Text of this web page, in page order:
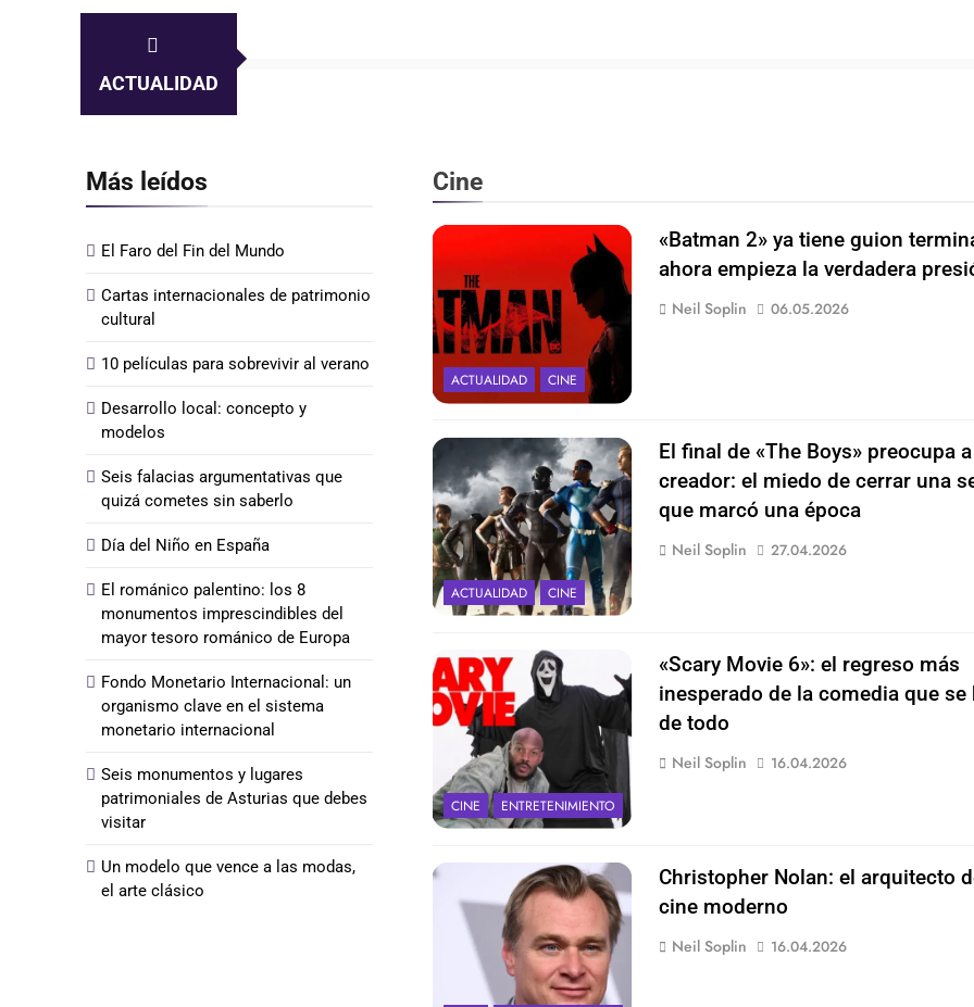
ACTUALIDAD
Más leídos
El Faro del Fin del Mundo
Cartas internacionales de patrimonio
cultural
10 películas para sobrevivir al verano
Desarrollo local: concepto y
modelos
Seis falacias argumentativas que
quizá cometes sin saberlo
Día del Niño en España
El románico palentino: los 8
monumentos imprescindibles del
mayor tesoro románico de Europa
Fondo Monetario Internacional: un
organismo clave en el sistema
monetario internacional
Seis monumentos y lugares
patrimoniales de Asturias que debes
visitar
Un modelo que vence a las modas,
el arte clásico
Cine
ACTUALIDAD CINE
«Batman 2» ya tiene guion
ahora empieza la verdadera
Neil Soplin 06.05.2026
ACTUALIDAD CINE
El final de «The Boys» preocupa
creador: el miedo de cerrar una
que marcó una época
Neil Soplin 27.04.2026
CINE ENTRETENIMIENTO
«Scary Movie 6»: el regreso más
inesperado de la comedia que se
de todo
Neil Soplin 16.04.2026
Christopher Nolan: el arquitecto
cine moderno
Neil Soplin 16.04.2026